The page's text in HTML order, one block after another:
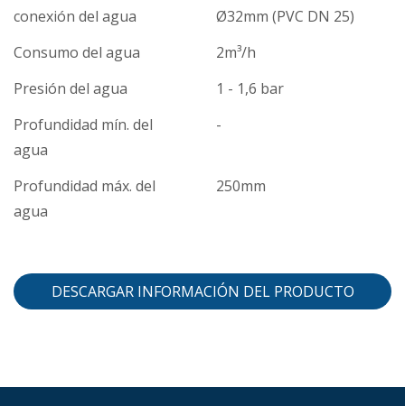
conexión del agua
Ø32mm (PVC DN 25)
Consumo del agua
2m³/h
Presión del agua
1 - 1,6 bar
Profundidad mín. del
agua
-
Profundidad máx. del
agua
250mm
DESCARGAR INFORMACIÓN DEL PRODUCTO